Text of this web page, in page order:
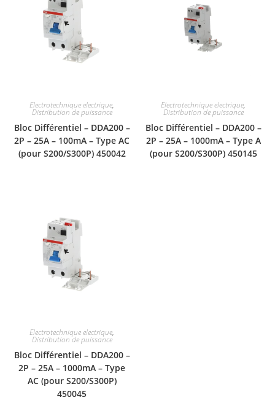
Electrotechnique electrique,
Distribution de puissance
Bloc Différentiel – DDA200 –
2P – 25A – 100mA – Type AC
(pour S200/S300P) 450042
Electrotechnique electrique,
Distribution de puissance
Bloc Différentiel – DDA200 –
2P – 25A – 1000mA – Type A
(pour S200/S300P) 450145
Electrotechnique electrique,
Distribution de puissance
Bloc Différentiel – DDA200 –
2P – 25A – 1000mA – Type
AC (pour S200/S300P)
450045